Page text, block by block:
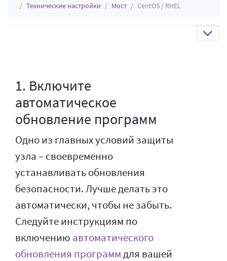
Технические настройки
Мост CentOS / RHEL
1. Включите
автоматическое
обновление программ
Одно из главных условий защиты
узла – своевременно
устанавливать обновления
безопасности. Лучше делать это
автоматически, чтобы не забыть.
Следуйте инструкциям по
включению автоматического
обновления программдля вашей